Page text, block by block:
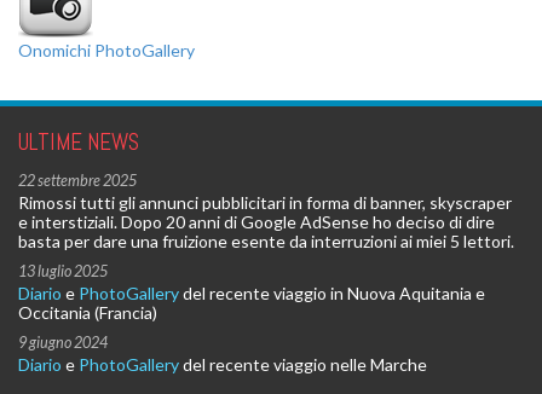
Onomichi PhotoGallery
ULTIME NEWS
22 settembre 2025
Rimossi tutti gli annunci pubblicitari in forma di banner, skyscraper
e interstiziali. Dopo 20 anni di Google AdSense ho deciso di dire
basta per dare una fruizione esente da interruzioni ai miei 5 lettori.
13 luglio 2025
Diario e PhotoGallerydel recente viaggio in Nuova Aquitania e
Occitania (Francia)
9 giugno 2024
Diario e PhotoGallerydel recente viaggio nelle Marche